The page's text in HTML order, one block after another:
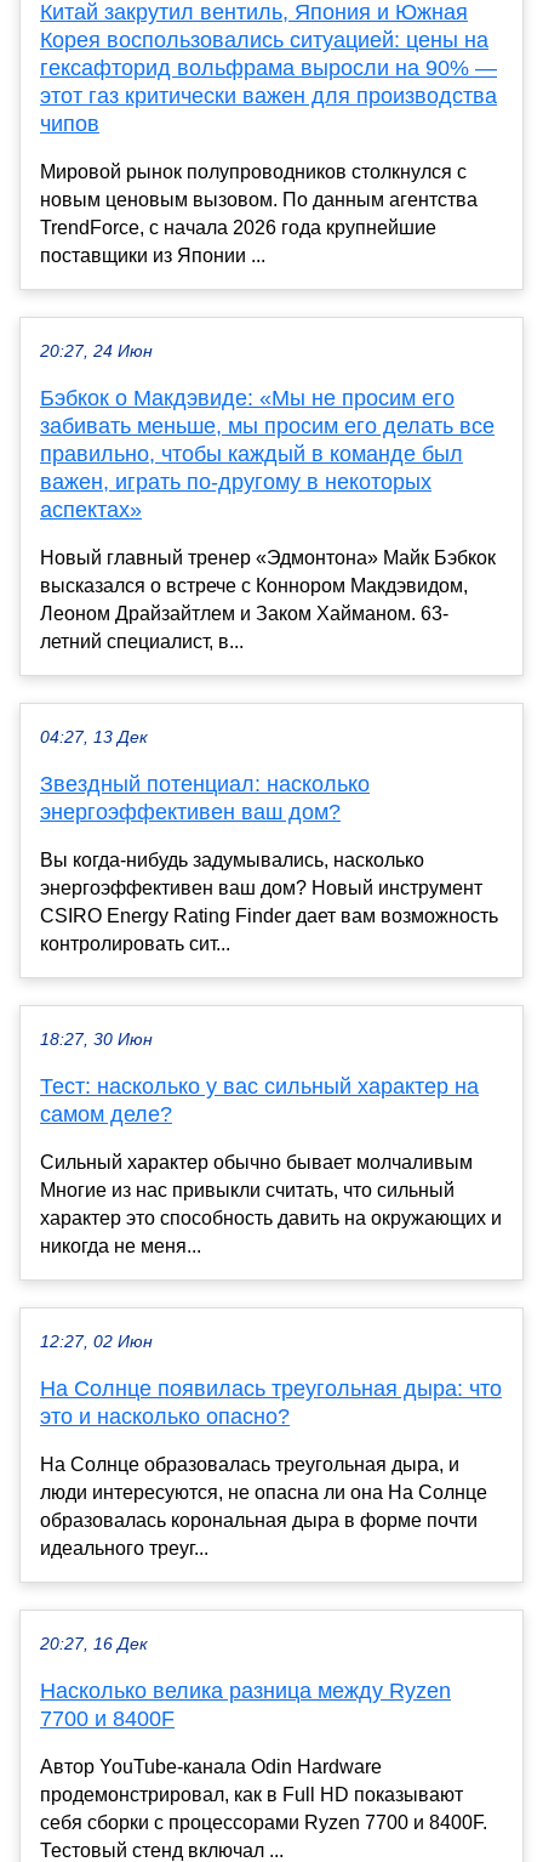
Китай закрутил вентиль, Япония и Южная
Корея воспользовались ситуацией: цены на
гексафторид вольфрама выросли на 90% —
этот газ критически важен для производства
чипов
Мировой рынок полупроводников столкнулся с
новым ценовым вызовом. По данным агентства
TrendForce, с начала 2026 года крупнейшие
поставщики из Японии ...
20:27, 24 Июн
Бэбкок о Макдэвиде: «Мы не просим его
забивать меньше, мы просим его делать все
правильно, чтобы каждый в команде был
важен, играть по-другому в некоторых
аспектах»
Новый главный тренер «Эдмонтона» Майк Бэбкок
высказался о встрече с Коннором Макдэвидом,
Леоном Драйзайтлем и Заком Хайманом. 63-
летний специалист, в...
04:27, 13 Дек
Звездный потенциал: насколько
энергоэффективен ваш дом?
Вы когда-нибудь задумывались, насколько
энергоэффективен ваш дом? Новый инструмент
CSIRO Energy Rating Finder дает вам возможность
контролировать сит...
18:27, 30 Июн
Тест: насколько у вас сильный характер на
самом деле?
Сильный характер обычно бывает молчаливым
Многие из нас привыкли считать, что сильный
характер это способность давить на окружающих и
никогда не меня...
12:27, 02 Июн
На Солнце появилась треугольная дыра: что
это и насколько опасно?
На Солнце образовалась треугольная дыра, и
люди интересуются, не опасна ли она На Солнце
образовалась корональная дыра в форме почти
идеального треуг...
20:27, 16 Дек
Насколько велика разница между Ryzen
7700 и 8400F
Автор YouTube-канала Odin Hardware
продемонстрировал, как в Full HD показывают
себя сборки с процессорами Ryzen 7700 и 8400F.
Тестовый стенд включал ...